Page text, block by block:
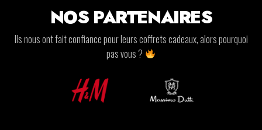
NOS PARTENAIRES
Ils nous ont fait confiance pour leurs coffrets cadeaux, alors pourquoi
pas vous ?